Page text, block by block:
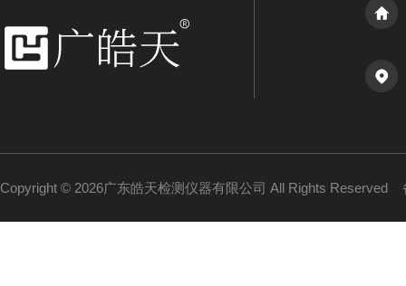
Copyright © 2026广东皓天检测仪器有限公司 All Rights Reserved